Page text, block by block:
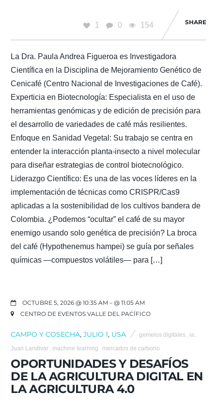
1 0 154 SHARE
La Dra. Paula Andrea Figueroa es Investigadora
Científica en la Disciplina de Mejoramiento Genético de
Cenicafé (Centro Nacional de Investigaciones de Café).
Experticia en Biotecnología: Especialista en el uso de
herramientas genómicas y de edición de precisión para
el desarrollo de variedades de café más resilientes.
Enfoque en Sanidad Vegetal: Su trabajo se centra en
entender la interacción planta-insecto a nivel molecular
para diseñar estrategias de control biotecnológico.
Liderazgo Científico: Es una de las voces líderes en la
implementación de técnicas como CRISPR/Cas9
aplicadas a la sostenibilidad de los cultivos bandera de
Colombia. ¿Podemos “ocultar” el café de su mayor
enemigo usando solo genética de precisión? La broca
del café (Hypothenemus hampei) se guía por señales
químicas —compuestos volátiles— para […]
OCTUBRE 5, 2026 @ 10:35 AM– @ 11:05 AM
CENTRO DE EVENTOS VALLE DEL PACÍFICO
CAMPO Y COSECHA,JULIO 1, USA gemelos digitales ia
Juan Landivar machine learning mercados de carbono
OPORTUNIDADES Y DESAFÍOS
DE LA AGRICULTURA DIGITAL EN
LA AGRICULTURA 4.0